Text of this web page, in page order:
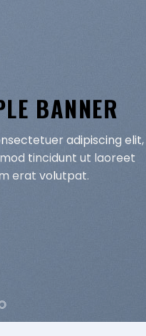
BANNER
adipiscing elit,
tincidunt ut laoreet
erat volutpat.